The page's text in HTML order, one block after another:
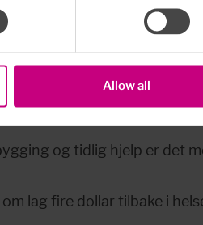
Allow all
og retur/bevaring av
støtte til søvn, smerte- og
for riktig tilrettelegging og
og tidlig hjelp er det
lag fire dollar tilbake i